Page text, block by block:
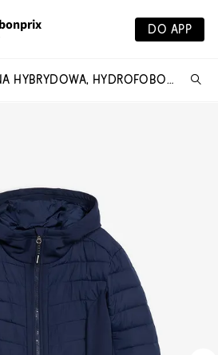
DO APP
KURTKA PIKOWANA HYBRYDOWA, HYDROFOBOWA, SOFTSHELLOWA, Z PIKOWANYMI WSTAWKAMI